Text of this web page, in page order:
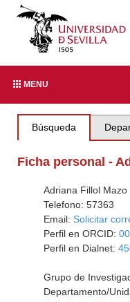
MENU
Búsqueda
Ficha personal -
Adriana Fillol Mazo
Telefono: 57363
Email: Solicitar
Perfil en ORCID:
Perfil en Dialnet:
Grupo de
Departamento/